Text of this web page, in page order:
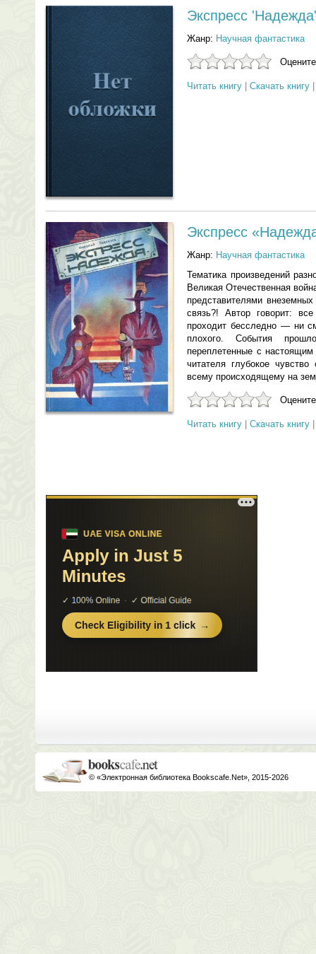
Экспресс 'Надежда'
Жанр: Научная фантастика
Читать книгу Скачать книгу
Экспресс
Жанр: Научная фантастика
Тематика произведений
Великая Отечественная
представителями
связь?! Автор говорит:
проходит бесследно — ни
плохого. События
переплетенные с
читателя глубокое
всему происходящему на
Читать книгу Скачать книгу
© «Электронная библиотека Bookscafe.Net», 2015-2026